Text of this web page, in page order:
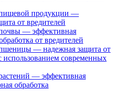
продукции —
от вредителей
— эффективная
от вредителей
— надежная защита от
использованием современных
— эффективная
обработка